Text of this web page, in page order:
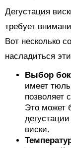
Дегустация
требует
Вот несколько
насладиться
Выбор
имеет
позволяет
Это может
виски.